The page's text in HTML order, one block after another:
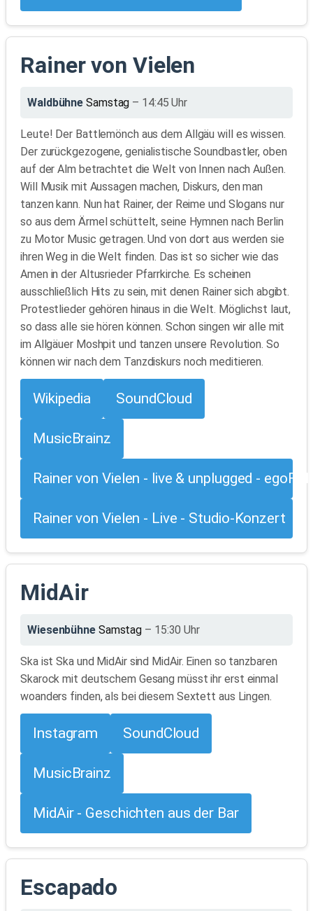
Rainer von Vielen
Waldbühne Samstag – 14:45 Uhr
Leute! Der Battlemönch aus dem Allgäu will es wissen.
Der zurückgezogene, genialistische Soundbastler, oben
auf der Alm betrachtet die Welt von Innen nach Außen.
Will Musik mit Aussagen machen, Diskurs, den man
tanzen kann. Nun hat Rainer, der Reime und Slogans nur
so aus dem Ärmel schüttelt, seine Hymnen nach Berlin
zu Motor Music getragen. Und von dort aus werden sie
ihren Weg in die Welt finden. Das ist so sicher wie das
Amen in der Altusrieder Pfarrkirche. Es scheinen
ausschließlich Hits zu sein, mit denen Rainer sich abgibt.
Protestlieder gehören hinaus in die Welt. Möglichst laut,
so dass alle sie hören können. Schon singen wir alle mit
im Allgäuer Moshpit und tanzen unsere Revolution. So
können wir nach dem Tanzdiskurs noch meditieren.
Wikipedia SoundCloud
MusicBrainz
Rainer von Vielen - live & unplugged - egoFM
Rainer von Vielen - Live - Studio-Konzert
MidAir
Wiesenbühne Samstag – 15:30 Uhr
Ska ist Ska und MidAir sind MidAir. Einen so tanzbaren
Skarock mit deutschem Gesang müsst ihr erst einmal
woanders finden, als bei diesem Sextett aus Lingen.
Instagram SoundCloud
MusicBrainz
MidAir - Geschichten aus der Bar
Escapado